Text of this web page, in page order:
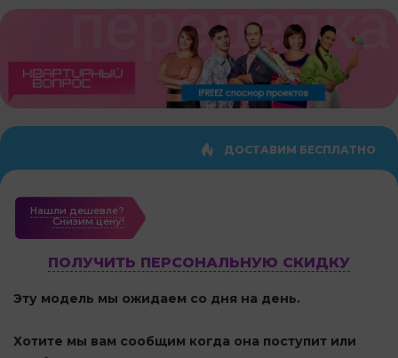
ДОСТАВИМ БЕСПЛАТНО
Нашли дешевле?
Cнизим цену!
ПОЛУЧИТЬ ПЕРСОНАЛЬНУЮ СКИДКУ
Эту модель мы ожидаем со дня на день.
Хотите мы вам сообщим когда она поступит или